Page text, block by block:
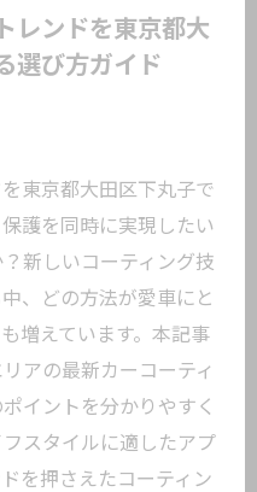
レンドを東京都大
選び方ガイド
東京都大田区下丸子で
護を同時に実現したい
新しいコーティング技
、どの方法が愛車にと
増えています。本記事
アの最新カーコーティ
イントを分かりやすく
スタイルに適したアプ
を押さえたコーティン